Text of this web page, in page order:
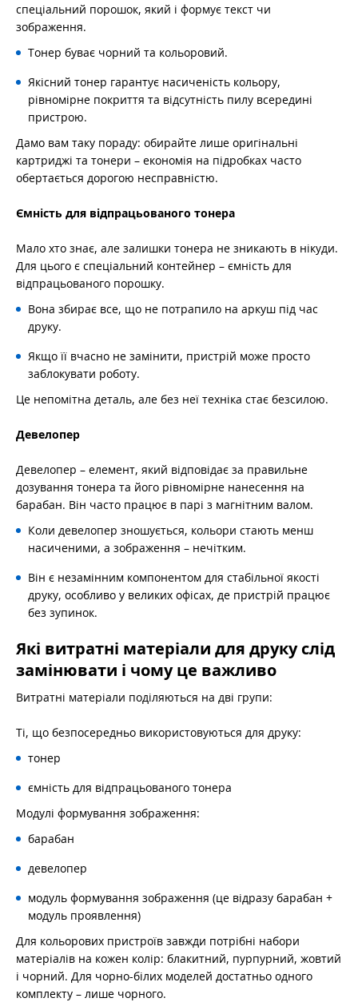
спеціальний порошок, який і формує текст чи
зображення.
Тонер буває чорний та кольоровий.
Якісний тонер гарантує насиченість кольору,
рівномірне покриття та відсутність пилу всередині
пристрою.
Дамо вам таку пораду: обирайте лише оригінальні
картриджі та тонери – економія на підробках часто
обертається дорогою несправністю.
Ємність для відпрацьованого тонера
Мало хто знає, але залишки тонера не зникають в нікуди.
Для цього є спеціальний контейнер – ємність для
відпрацьованого порошку.
Вона збирає все, що не потрапило на аркуш під час
друку.
Якщо її вчасно не замінити, пристрій може просто
заблокувати роботу.
Це непомітна деталь, але без неї техніка стає безсилою.
Девелопер
Девелопер – елемент, який відповідає за правильне
дозування тонера та його рівномірне нанесення на
барабан. Він часто працює в парі з магнітним валом.
Коли девелопер зношується, кольори стають менш
насиченими, а зображення – нечітким.
Він є незамінним компонентом для стабільної якості
друку, особливо у великих офісах, де пристрій працює
без зупинок.
Які витратні матеріали для друку слід
замінювати і чому це важливо
Витратні матеріали поділяються на дві групи:
Ті, що безпосередньо використовуються для друку:
тонер
ємність для відпрацьованого тонера
Модулі формування зображення:
барабан
девелопер
модуль формування зображення (це відразу барабан +
модуль проявлення)
Для кольорових пристроїв завжди потрібні набори
матеріалів на кожен колір: блакитний, пурпурний, жовтий
і чорний. Для чорно-білих моделей достатньо одного
комплекту – лише чорного.